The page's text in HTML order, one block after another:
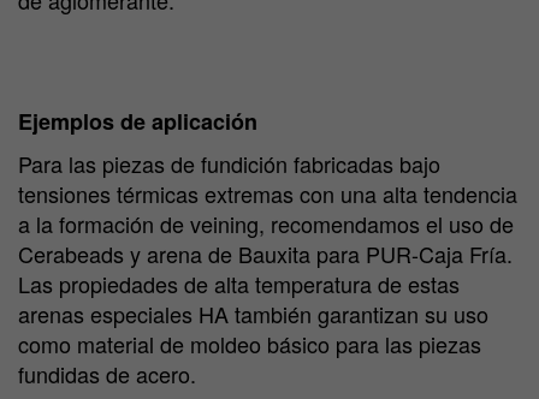
Ejemplos de aplicación
Para las piezas de fundición fabricadas bajo
tensiones térmicas extremas con una alta tendencia
a la formación de veining, recomendamos el uso de
Cerabeads y arena de Bauxita para PUR-Caja Fría.
Las propiedades de alta temperatura de estas
arenas especiales HA también garantizan su uso
como material de moldeo básico para las piezas
fundidas de acero.